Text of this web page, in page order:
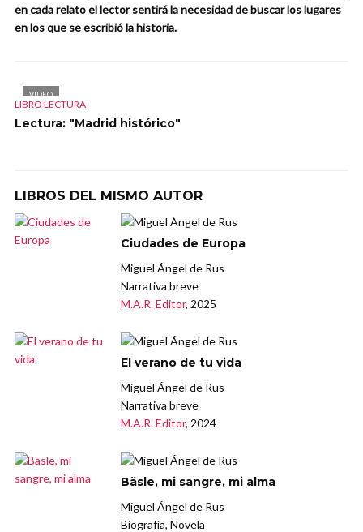
en cada relato el lector sentirá la necesidad de buscar los lugares
en los que se escribió la historia.
VIDEO
LIBRO LECTURA
Lectura: "Madrid histórico"
LIBROS DEL MISMO AUTOR
Ciudades de Europa
Miguel Ángel de Rus
Narrativa breve
M.A.R. Editor, 2025
El verano de tu vida
Miguel Ángel de Rus
Narrativa breve
M.A.R. Editor, 2024
Bäsle, mi sangre, mi alma
Miguel Ángel de Rus
Biografía, Novela